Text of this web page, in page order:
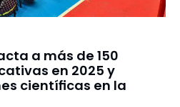
a más de 150
en 2025 y
científicas en la